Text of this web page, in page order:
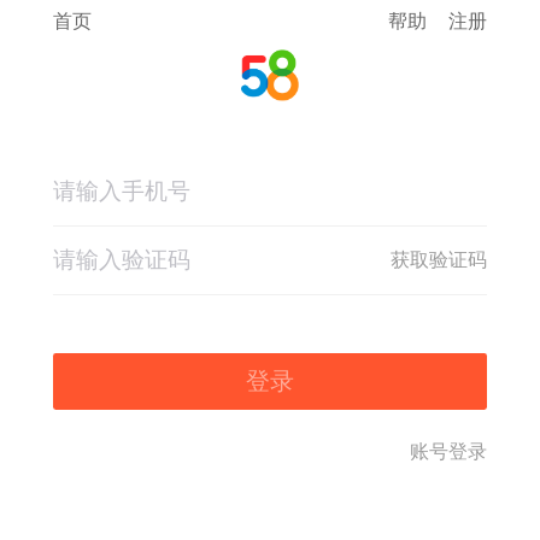
首页 帮助 注册
获取验证码
登录
账号登录